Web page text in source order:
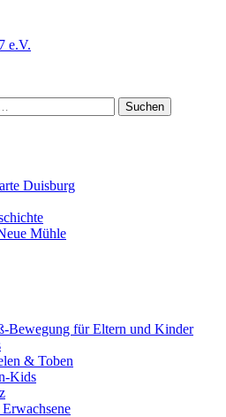
Duisburg
Mühle
Bewegung für Eltern und Kinder
& Toben
Kids